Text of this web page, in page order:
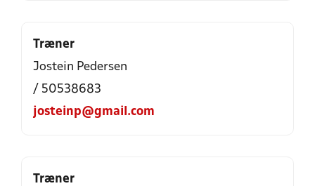
Træner
Jostein Pedersen
/ 50538683
josteinp@gmail.com
Træner